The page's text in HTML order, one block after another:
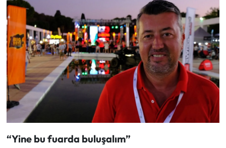
“Yine bu fuarda buluşalım”